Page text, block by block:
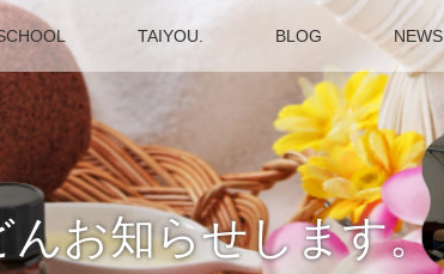
TAIYOU. BLOG NEWS
んお知らせします。